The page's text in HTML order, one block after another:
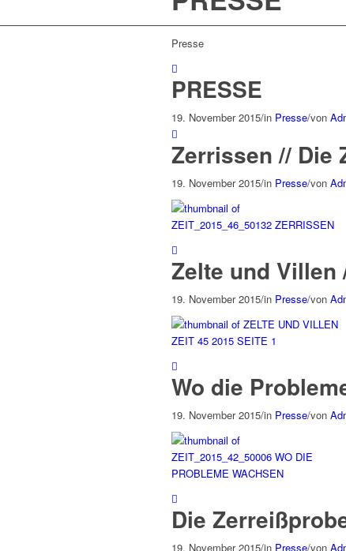
Presse
PRESSE
19. November 2015/in Presse/von
Zerrissen // Die
19. November 2015/in Presse/von
Zelte und Villen
19. November 2015/in Presse/von
Wo die
19. November 2015/in Presse/von
Die
19. November 2015/in Presse/von